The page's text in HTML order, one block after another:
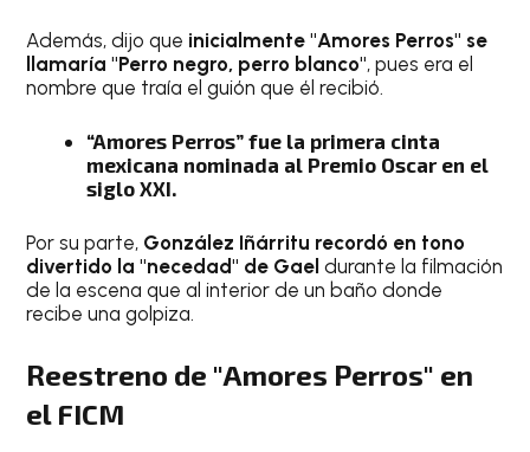
Además, dijo que inicialmente "Amores Perros" se
llamaría "Perro negro, perro blanco", pues era el
nombre que traía el guión que él recibió.
“Amores Perros” fue la primera cinta
mexicana nominada al Premio Oscar en el
siglo XXI.
Por su parte, González Iñárritu recordó en tono
divertido la "necedad" de Gaeldurante la filmación
de la escena que al interior de un baño donde
recibe una golpiza.
Reestreno de "Amores Perros" en
el FICM